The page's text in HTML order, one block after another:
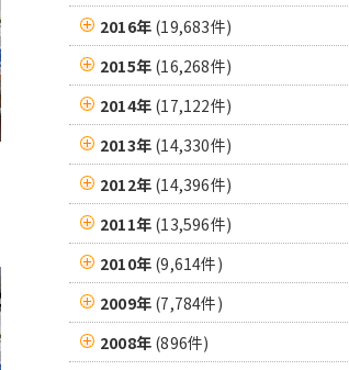
2016年 (19,683件)
2015年 (16,268件)
2014年 (17,122件)
2013年 (14,330件)
2012年 (14,396件)
2011年 (13,596件)
2010年 (9,614件)
2009年 (7,784件)
2008年 (896件)